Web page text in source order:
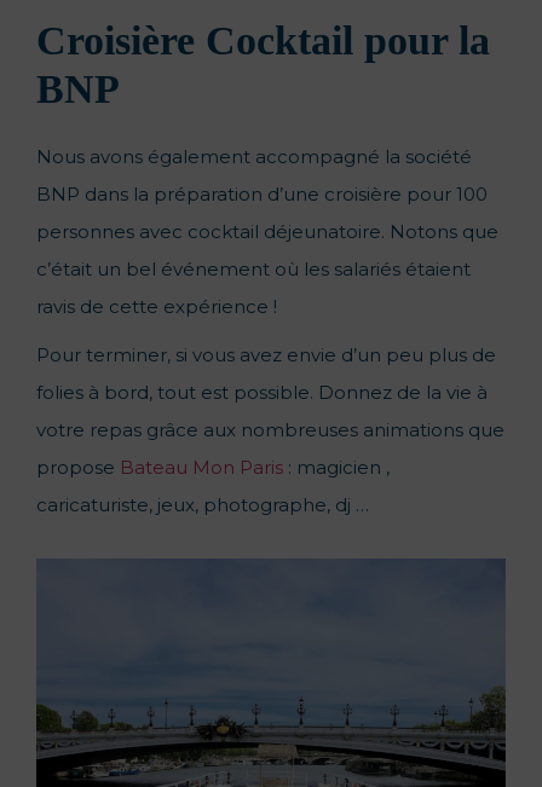
Croisière Cocktail pour la
BNP
Nous avons également accompagné la société
BNP dans la préparation d’une croisière pour 100
personnes avec cocktail déjeunatoire. Notons que
c’était un bel événement où les salariés étaient
ravis de cette expérience !
Pour terminer, si vous avez envie d’un peu plus de
folies à bord, tout est possible. Donnez de la vie à
votre repas grâce aux nombreuses animations que
propose Bateau Mon Paris : magicien ,
caricaturiste, jeux, photographe, dj …